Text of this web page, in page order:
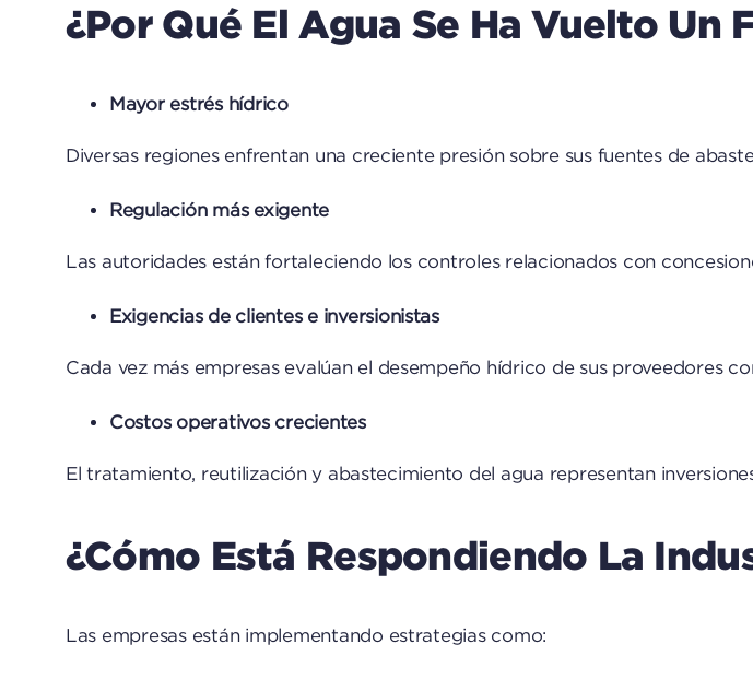
¿Por Qué El Agua Se Ha Vuelto Un
Mayor estrés hídrico
Diversas regiones enfrentan una creciente presión sobre sus fuentes de
Regulación más exigente
Las autoridades están fortaleciendo los controles relacionados con
Exigencias de clientes e inversionistas
Cada vez más empresas evalúan el desempeño hídrico de sus proveedores
Costos operativos crecientes
El tratamiento, reutilización y abastecimiento del agua representan
¿Cómo Está Respondiendo La
Las empresas están implementando estrategias como: